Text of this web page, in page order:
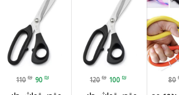
80
120 ₪ 100 ₪
110 ₪ 90 ₪